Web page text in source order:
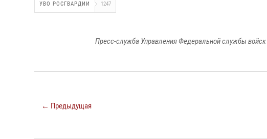
УВО РОСГВАРДИИ 1247
Пресс-служба Управления Федеральной службы
← Предыдущая